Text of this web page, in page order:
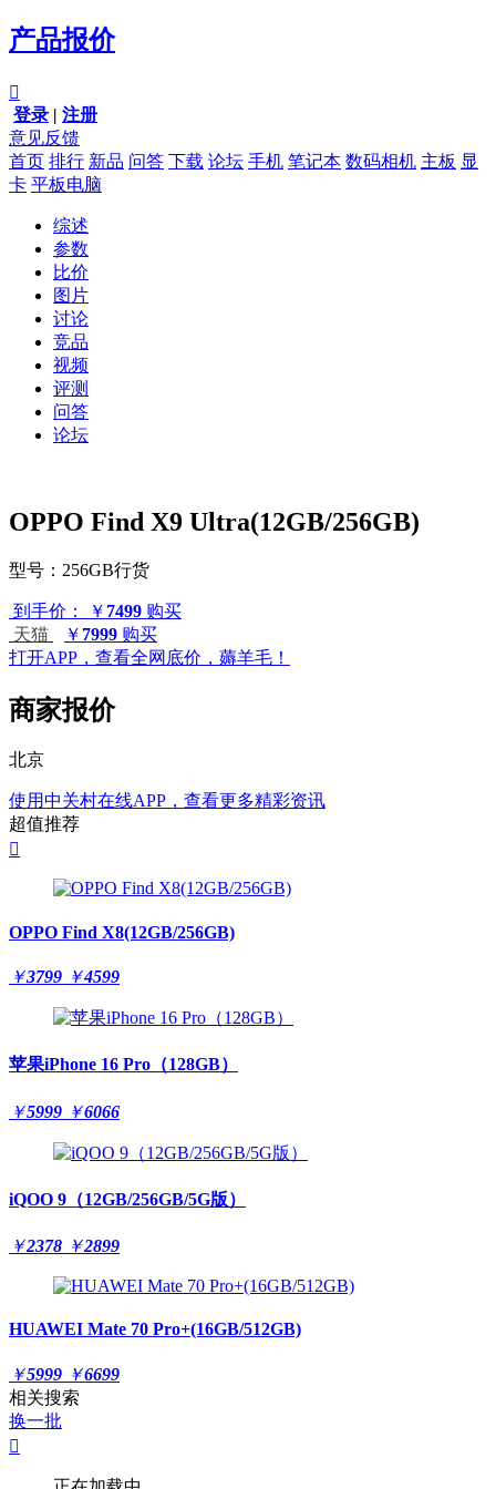
产品报价

登录 | 注册
意见反馈
首页 排行 新品 问答 下载 论坛 手机 笔记本 数码相机 主板 显
卡 平板电脑
综述
参数
比价
图片
讨论
竞品
视频
评测
问答
论坛
OPPO Find X9 Ultra(12GB/256GB)
型号： 256GB行货
到手价： ￥ 7499 购买
天猫
￥ 7999 购买
打开APP，查看全网底价，薅羊毛！
商家报价
北京
使用中关村在线APP，查看更多精彩资讯
超值推荐

OPPO Find X8(12GB/256GB)
￥3799 ￥4599
苹果iPhone 16 Pro（128GB）
￥5999 ￥6066
iQOO 9（12GB/256GB/5G版）
￥2378 ￥2899
HUAWEI Mate 70 Pro+(16GB/512GB)
￥5999 ￥6699
相关搜索
换一批
